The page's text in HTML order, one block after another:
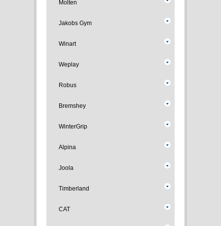
Molten
Jakobs Gym
Winart
Weplay
Robus
Bremshey
WinterGrip
Alpina
Joola
Timberland
CAT